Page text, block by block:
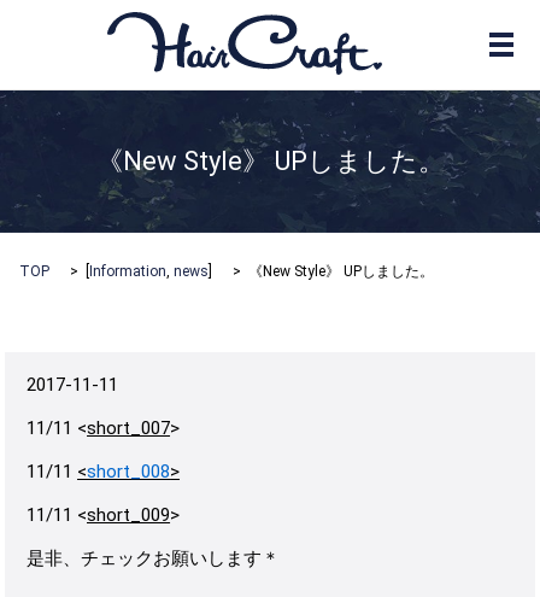
メ
《New Style》 UPしました。
TOP Information,news 《New Style》 UPしました。
2017-11-11
11/11 <short_007>
11/11 <short_008>
11/11 <short_009>
是非、チェックお願いします＊